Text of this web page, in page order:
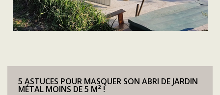
5 ASTUCES POUR MASQUER SON ABRI DE JARDIN
MÉTAL MOINS DE 5 M² !